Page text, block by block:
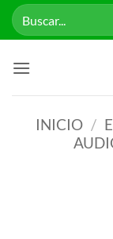
Saltar
Buscar
por:
INICIO /